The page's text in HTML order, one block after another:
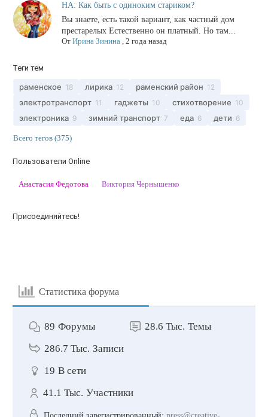
НА: Как быть с одиноким стариком?
Вы знаете, есть такой вариант, как частный дом
престарелых Естественно он платный. Но там...
От Ирина Зинина, 2 года назад
Теги тем
раменское 18 лирика 12 раменский район 12
электротранспорт 11 гаджеты 10 стихотворение 10
электроника 9 зимний транспорт 7 еда 6 дети 6
Всего тегов (375)
Пользователи Online
Анастасия Федотова Виктория Чернышенко
Присоединяйтесь!
Статистика форума
89 Форумы 28.6 Тыс. Темы
286.7 Тыс. Записи
19 В сети
41.1 Тыс. Участники